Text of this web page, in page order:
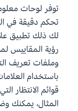
تحكم دقيقة في
لك ذلك تطبيق
رؤية المقاييس
وملفات تعريف
باستخدام
قوائم الانتظار
المثال، يمكنك